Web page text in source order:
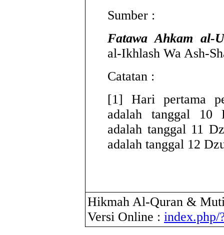
Sumber :
Fatawa Ahkam al-
al-Ikhlash Wa Ash-
Catatan :
[1] Hari pertama
adalah tanggal 10
adalah tanggal 11
adalah tanggal 12
Hikmah Al-Quran &
Versi Online :